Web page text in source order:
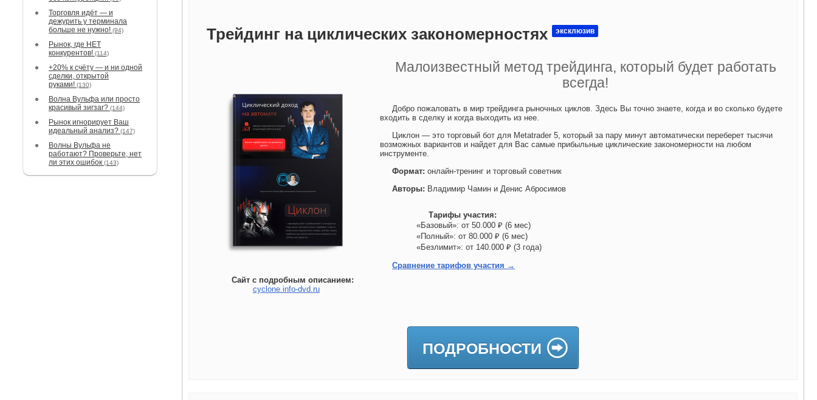
Торговля идёт — и
дежурить у терминала
больше не нужно! (94)
Рынок, где НЕТ
конкурентов! (114)
+20% к счёту — и ни одной
сделки, открытой
руками! (130)
Волна Вульфа или просто
красивый зигзаг? (144)
Рынок игнорирует Ваш
идеальный анализ? (147)
Волны Вульфа не
работают? Проверьте, нет
ли этих ошибок (143)
Трейдинг на циклических закономерностях эксклюзив
Сайт с подробным описанием:
cyclone.info-dvd.ru
Малоизвестный метод трейдинга, который будет работать
всегда!
Добро пожаловать в мир трейдинга рыночных циклов. Здесь Вы точно знаете, когда и во сколько будете
входить в сделку и когда выходить из нее.
Циклон — это торговый бот для Metatrader 5, который за пару минут автоматически переберет тысячи
возможных вариантов и найдет для Вас самые прибыльные циклические закономерности на любом
инструменте.
Формат: онлайн-тренинг и торговый советник
Авторы: Владимир Чамин и Денис Абросимов
Тарифы участия:
«Базовый»: от 50.000 ₽ (6 мес)
«Полный»: от 80.000 ₽ (6 мес)
«Безлимит»: от 140.000 ₽ (3 года)
Сравнение тарифов участия →
ПОДРОБНОСТИ